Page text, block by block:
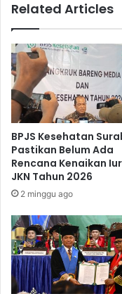
l
a
h
J
s
a
R
a
a
r
j
a
D
u
k
o
b
a
t
K
a
l
a
r
w
a
k
i
Related Articles
BPJS Kesehatan
Pastikan Belum Ada
Rencana Kenaikan
JKN Tahun 2026
2 minggu ago